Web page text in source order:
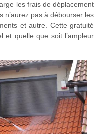
les frais de déplacement
n’aurez pas à débourser les
et autre. Cette gratuité
et quelle que soit l’ampleur